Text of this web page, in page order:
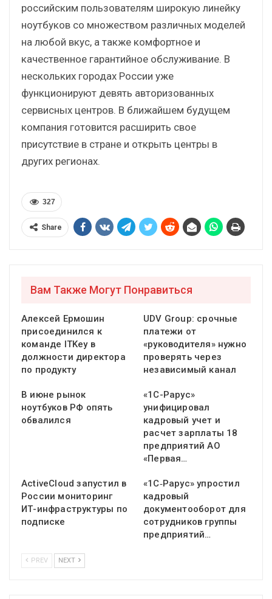
российским пользователям широкую линейку
ноутбуков со множеством различных моделей
на любой вкус, а также комфортное и
качественное гарантийное обслуживание. В
нескольких городах России уже
функционируют девять авторизованных
сервисных центров. В ближайшем будущем
компания готовится расширить свое
присутствие в стране и открыть центры в
других регионах.
327
Share
Вам Также Могут Понравиться
Алексей Ермошин
присоединился к
команде ITKey в
должности директора
по продукту
UDV Group: срочные
платежи от
«руководителя» нужно
проверять через
независимый канал
В июне рынок
ноутбуков РФ опять
обвалился
«1С-Рарус»
унифицировал
кадровый учет и
расчет зарплаты 18
предприятий АО
«Первая…
ActiveCloud запустил в
России мониторинг
ИТ-инфраструктуры по
подписке
«1С‑Рарус» упростил
кадровый
документооборот для
сотрудников группы
предприятий…
PREV NEXT